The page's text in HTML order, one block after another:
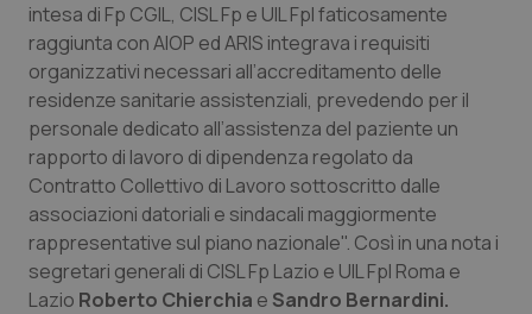
Emilia-Romagna
Friuli Venezia Giulia
Lazio
Liguria
Lombardia
Colesterolo & coronaropatie
Dermatite Atopica
Diabete & glucometri
Disturbi dell’umore
Dolore
intesa di Fp CGIL, CISL Fp e UIL Fpl faticosamente
raggiunta con AIOP ed ARIS integrava i requisiti
organizzativi necessari all’accreditamento delle
residenze sanitarie assistenziali, prevedendo per il
personale dedicato all’assistenza del paziente un
rapporto di lavoro di dipendenza regolato da
Contratto Collettivo di Lavoro sottoscritto dalle
associazioni datoriali e sindacali maggiormente
rappresentative sul piano nazionale". Così in una nota i
segretari generali di CISL Fp Lazio e UIL Fpl Roma e
Lazio Roberto Chierchia e Sandro Bernardini.